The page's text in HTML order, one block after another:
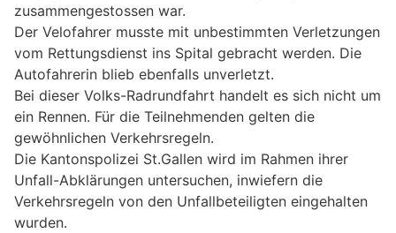
zusammengestossen war.
Der Velofahrer musste mit unbestimmten Verletzungen
vom Rettungsdienst ins Spital gebracht werden. Die
Autofahrerin blieb ebenfalls unverletzt.
Bei dieser Volks-Radrundfahrt handelt es sich nicht um
ein Rennen. Für die Teilnehmenden gelten die
gewöhnlichen Verkehrsregeln.
Die Kantonspolizei St.Gallen wird im Rahmen ihrer
Unfall-Abklärungen untersuchen, inwiefern die
Verkehrsregeln von den Unfallbeteiligten eingehalten
wurden.